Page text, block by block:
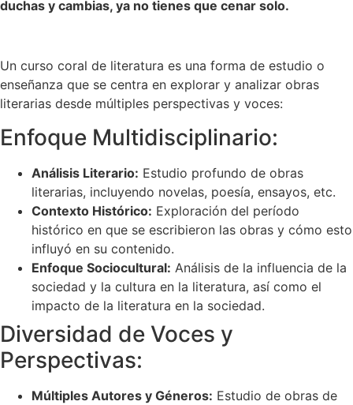
duchas y cambias, ya no tienes que cenar solo.
Un curso coral de literatura es una forma de estudio o
enseñanza que se centra en explorar y analizar obras
literarias desde múltiples perspectivas y voces:
Enfoque Multidisciplinario:
Análisis Literario: Estudio profundo de obras
literarias, incluyendo novelas, poesía, ensayos, etc.
Contexto Histórico: Exploración del período
histórico en que se escribieron las obras y cómo esto
influyó en su contenido.
Enfoque Sociocultural: Análisis de la influencia de la
sociedad y la cultura en la literatura, así como el
impacto de la literatura en la sociedad.
Diversidad de Voces y
Perspectivas:
Múltiples Autores y Géneros: Estudio de obras de